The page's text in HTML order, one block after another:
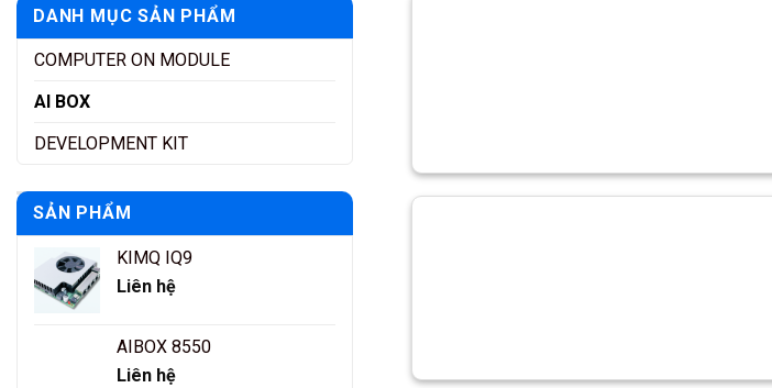
DANH MỤC SẢN PHẨM
COMPUTER ON MODULE
AI BOX
DEVELOPMENT KIT
SẢN PHẨM
KIMQ IQ9
Liên hệ
AIBOX 8550
Liên hệ